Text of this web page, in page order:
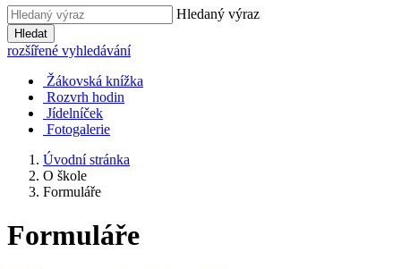
Hledaný výraz
Hledat
rozšířené vyhledávání
Žákovská knížka
Rozvrh hodin
Jídelníček
Fotogalerie
Úvodní stránka
O škole
Formuláře
Formuláře